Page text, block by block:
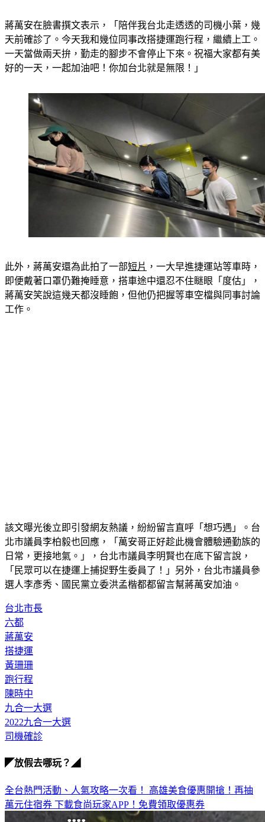
蔣萬安在臉書撰文表示，「陪伴我台北走透透的司機小葉，幾
天前確診了。今天我和幾位同事改搭捷運跑行程，繼續上工。
一天當做兩天拚，勤走的腳步不會停止下來。祝福大家都有美
好的一天，一起加油吧！你加台北就是無限！」
此外，蔣萬安還為此拍了一部短片 ，一大早進捷運站等車時，
即便戴著口罩仍難掩睡意，搭車途中還忍不住瞇眼「度估」，
蔣萬安笑說這幾天都沒睡飽，但他仍把握等車空檔與同事討論
工作。
該文曝光後立即引發網友熱議，紛紛留言直呼「想巧遇」。台
北市議員李柏毅也回應，「萬安哥正好趁此機會體驗通勤族的
日常，更接地氣。」，台北市議員李明賢也在底下留言說，
「民眾可以在捷運上捕捉野生委員了！」另外，台北市議員參
選人李彥秀、國民黨立委洪孟楷都都留言幫蔣萬安加油。
台北市長
六都
蔣萬安
搭捷運
黃珊珊
跑行程
陳時中
九合一大選
2022九合一大選
司機確診
◤放假去哪玩？◢
全台熱門活動、人氣攻略一次看！ 高雄美食優惠開搶！再抽
萬元住宿券 下載食尚玩家APP！免費領取優惠券